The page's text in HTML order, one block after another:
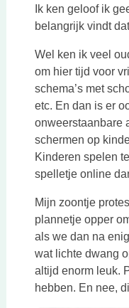
Ik ken geloof ik
belangrijk vindt
Wel ken ik veel
om hier tijd voor
schema’s met
etc. En dan is er
onweerstaanbare
schermen op
Kinderen spelen
spelletje online
Mijn zoontje
plannetje opper
als we dan na
wat lichte dwang
altijd enorm leuk.
hebben. En nee,